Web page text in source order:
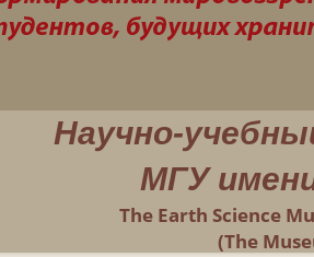
Научно-
МГУ
The Earth Science
(The